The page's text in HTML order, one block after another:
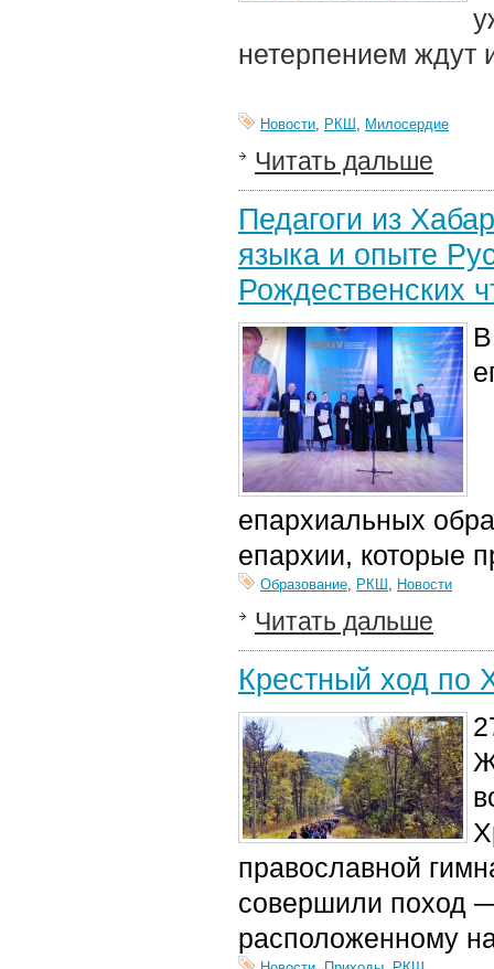
нетерпением ждут
Новости, РКШ , Милосердие
Читать дальше
Педагоги из
языка и опыте
Рождественских
епархиальных
епархии, которые
Образование, РКШ , Новости
Читать дальше
Крестный ход по
православной
совершили поход
расположенному